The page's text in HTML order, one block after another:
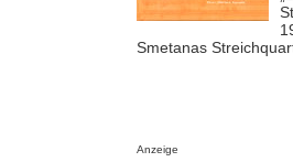
Smetanas
Anzeige